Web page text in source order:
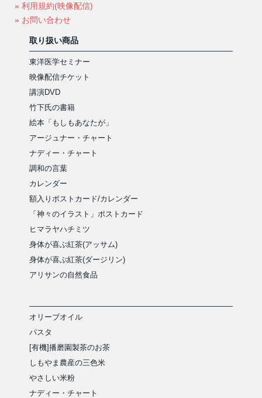
» 利用規約(映像配信)
» お問い合わせ
取り扱い商品
東洋医学セミナー
映像配信チケット
講演DVD
竹下氏の書籍
絵本「もしもあなたが」
アージュナー・チャート
ナディー・チャート
調和の言葉
カレンダー
額入りポストカード/カレンダー
「神々のイラスト」ポストカード
ヒマラヤハチミツ
身体が喜ぶ紅茶(アッサム)
身体が喜ぶ紅茶(ダージリン)
アリサンの自然食品
オリーブオイル
パスタ
[有機]播磨園製茶のお茶
しもやま農産の三色米
やさしい米粉
ナディー・チャート